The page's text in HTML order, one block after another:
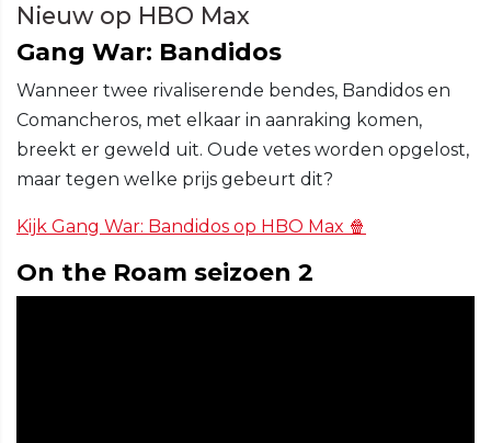
Nieuw op HBO Max
Gang War: Bandidos
Wanneer twee rivaliserende bendes, Bandidos en
Comancheros, met elkaar in aanraking komen,
breekt er geweld uit. Oude vetes worden opgelost,
maar tegen welke prijs gebeurt dit?
Kijk Gang War: Bandidos op HBO Max 🍿
On the Roam seizoen 2